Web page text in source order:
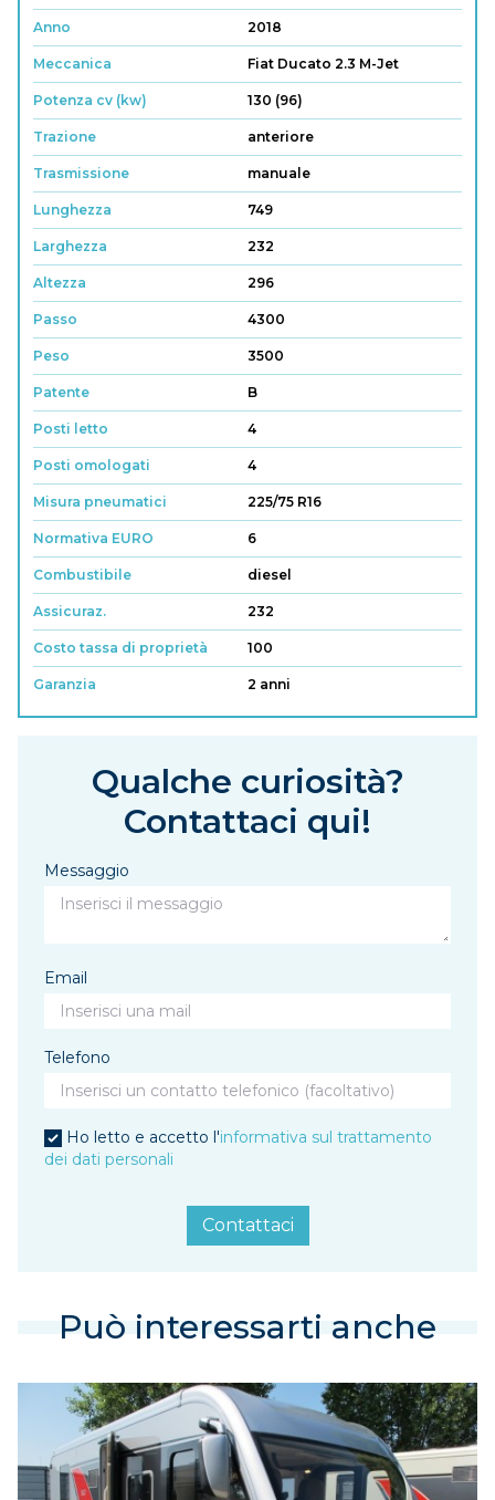
Anno 2018
Meccanica Fiat Ducato 2.3 M-Jet
Potenza cv (kw) 130 (96)
Trazione anteriore
Trasmissione manuale
Lunghezza 749
Larghezza 232
Altezza 296
Passo 4300
Peso 3500
Patente B
Posti letto 4
Posti omologati 4
Misura pneumatici 225/75 R16
Normativa EURO 6
Combustibile diesel
Assicuraz. 232
Costo tassa di proprietà 100
Garanzia 2 anni
Qualche curiosità?
Contattaci qui!
Messaggio
Email
Telefono
Ho letto e accetto l'informativa sul trattamento
dei dati personali
Contattaci
Può interessarti anche